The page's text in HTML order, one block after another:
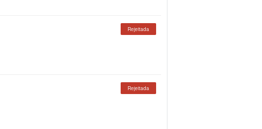
Rejeitada
Rejeitada